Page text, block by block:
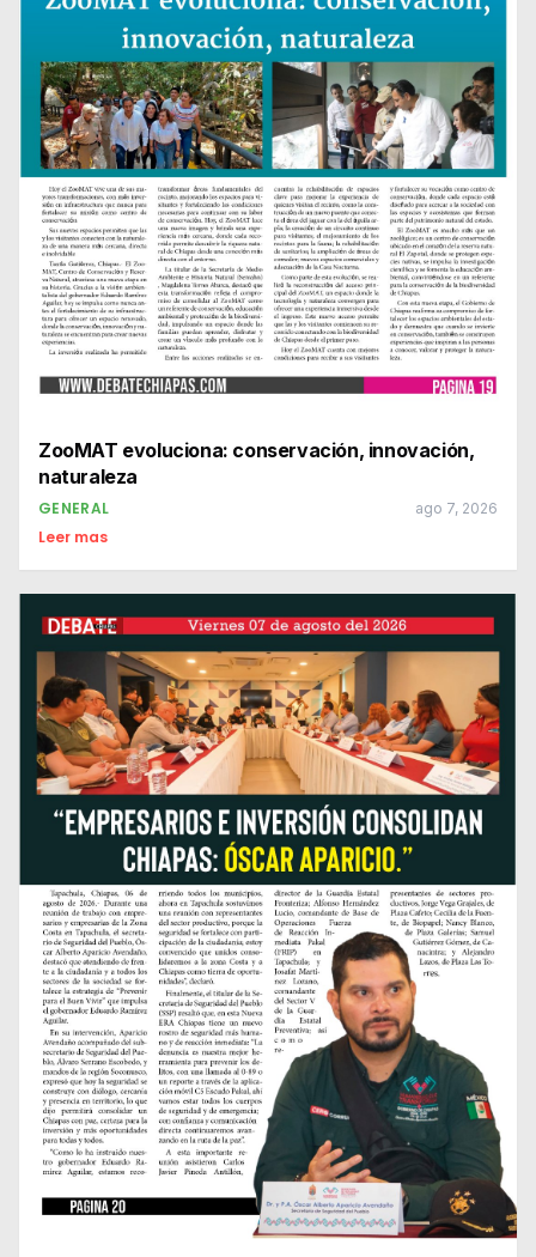
ZooMAT evoluciona: conservación, innovación,
naturaleza
GENERAL ago 7, 2026
Leer mas